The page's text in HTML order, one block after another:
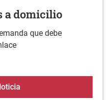
a domicilio
que debe
Servicio de correos a